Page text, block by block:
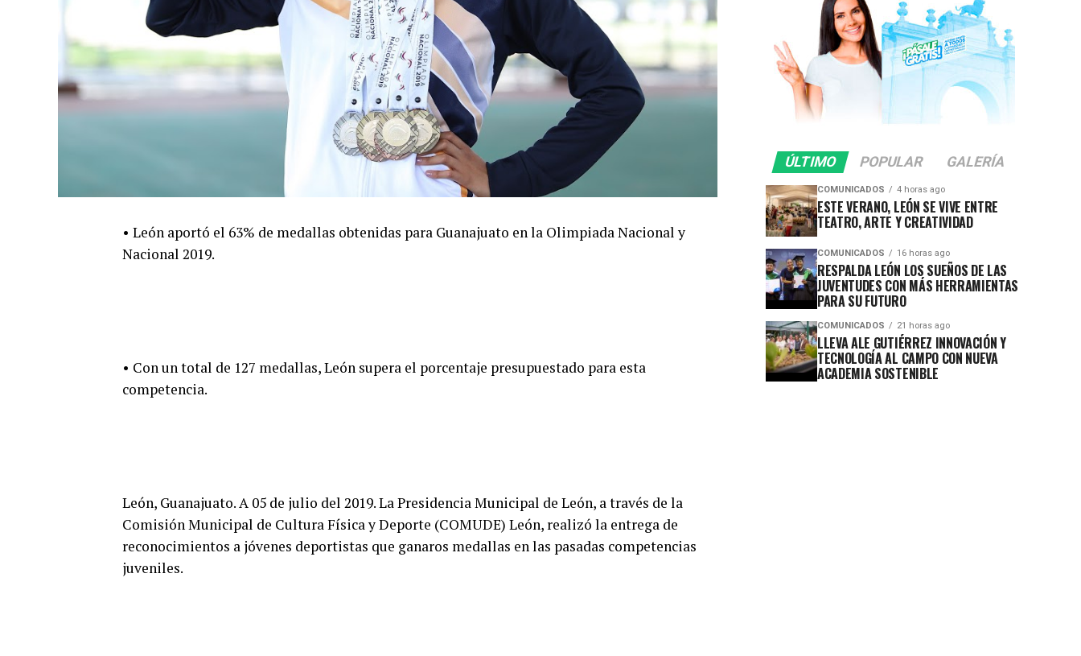
• León aportó el 63% de medallas obtenidas para Guanajuato en la Olimpiada Nacional y
Nacional 2019.
• Con un total de 127 medallas, León supera el porcentaje presupuestado para esta
competencia.
León, Guanajuato. A 05 de julio del 2019. La Presidencia Municipal de León, a través de la
Comisión Municipal de Cultura Física y Deporte (COMUDE) León, realizó la entrega de
reconocimientos a jóvenes deportistas que ganaros medallas en las pasadas competencias
juveniles.
ÚLTIMO POPULAR GALERÍA
COMUNICADOS 4 horas ago
ESTE VERANO, LEÓN SE VIVE ENTRE
TEATRO, ARTE Y CREATIVIDAD
COMUNICADOS 16 horas ago
RESPALDA LEÓN LOS SUEÑOS DE LAS
JUVENTUDES CON MÁS HERRAMIENTAS
PARA SU FUTURO
COMUNICADOS 21 horas ago
LLEVA ALE GUTIÉRREZ INNOVACIÓN Y
TECNOLOGÍA AL CAMPO CON NUEVA
ACADEMIA SOSTENIBLE